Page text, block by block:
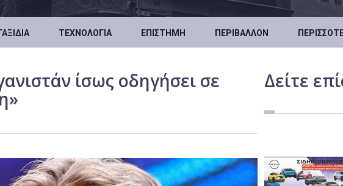
ΤΕΧΝΟΛΟΓΊΑ ΕΠΙΣΤΉΜΗ ΠΕΡΙΒΆΛΛΟΝ
ίσως οδηγήσει σε Δείτε